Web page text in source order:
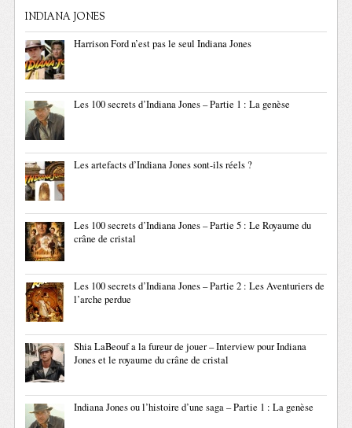
INDIANA JONES
Harrison Ford n’est pas le seul Indiana Jones
Les 100 secrets d’Indiana Jones – Partie 1 : La genèse
Les artefacts d’Indiana Jones sont-ils réels ?
Les 100 secrets d’Indiana Jones – Partie 5 : Le Royaume du
crâne de cristal
Les 100 secrets d’Indiana Jones – Partie 2 : Les Aventuriers de
l’arche perdue
Shia LaBeouf a la fureur de jouer – Interview pour Indiana
Jones et le royaume du crâne de cristal
Indiana Jones ou l’histoire d’une saga – Partie 1 : La genèse